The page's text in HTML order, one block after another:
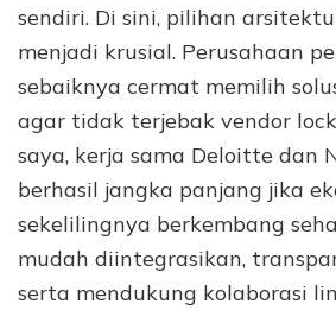
sendiri. Di sini, pilihan
menjadi krusial. Perusahaan
sebaiknya cermat memilih
agar tidak terjebak vendor
saya, kerja sama Deloitte dan
berhasil jangka panjang jika
sekelilingnya berkembang
mudah diintegrasikan,
serta mendukung kolaborasi